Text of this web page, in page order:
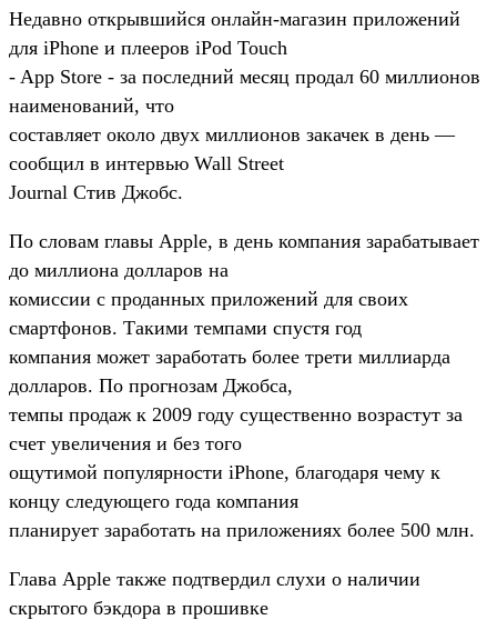
Недавно открывшийся онлайн-магазин приложений
для iPhone и плееров iPod Touch
- App Store - за последний месяц продал 60 миллионов
наименований, что
составляет около двух миллионов закачек в день —
сообщил в интервью Wall Street
Journal Стив Джобс.
По словам главы Apple, в день компания зарабатывает
до миллиона долларов на
комиссии с проданных приложений для своих
смартфонов. Такими темпами спустя год
компания может заработать более трети миллиарда
долларов. По прогнозам Джобса,
темпы продаж к 2009 году существенно возрастут за
счет увеличения и без того
ощутимой популярности iPhone, благодаря чему к
концу следующего года компания
планирует заработать на приложениях более 500 млн.
Глава Apple также подтвердил слухи о наличии
скрытого бэкдора в прошивке